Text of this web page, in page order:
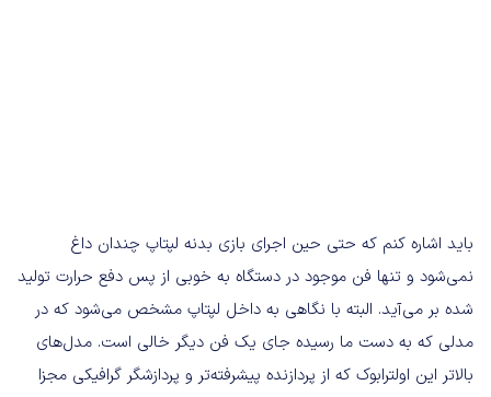
باید اشاره کنم که حتی حین اجرای بازی بدنه لپتاپ چندان داغ
نمی‌شود و تنها فن موجود در دستگاه به خوبی از پس دفع حرارت تولید
شده بر می‌آید. البته با نگاهی به داخل لپتاپ مشخص می‌شود که در
مدلی که به دست ما رسیده جای یک فن دیگر خالی است. مدل‌های
بالاتر این اولترابوک که از پردازنده پیشرفته‌تر و پردازشگر گرافیکی مجزا